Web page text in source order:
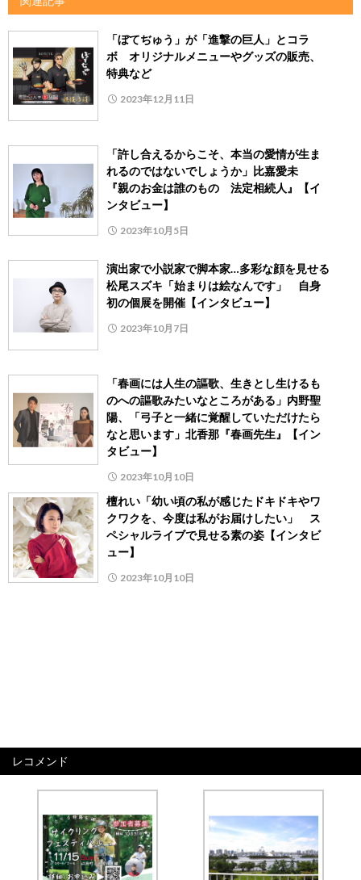
「ぼてぢゅう」が「進撃の巨人」とコラ
ボ オリジナルメニューやグッズの販売、
特典など
2023年12月11日
「許し合えるからこそ、本当の愛情が生ま
れるのではないでしょうか」比嘉愛未
『親のお金は誰のもの 法定相続人』【イ
ンタビュー】
2023年10月5日
演出家で小説家で脚本家…多彩な顔を見せる
松尾スズキ「始まりは絵なんです」 自身
初の個展を開催【インタビュー】
2023年10月7日
「春画には人生の謳歌、生きとし生けるも
のへの謳歌みたいなところがある」内野聖
陽、「弓子と一緒に覚醒していただけたら
なと思います」北香那『春画先生』【イン
タビュー】
2023年10月10日
檀れい「幼い頃の私が感じたドキドキやワ
クワクを、今度は私がお届けしたい」 ス
ペシャルライブで見せる素の姿【インタビ
ュー】
2023年10月10日
レコメンド